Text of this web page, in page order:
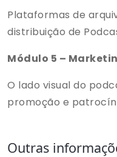
Plataformas de
distribuição de
Módulo 5 –
O lado visual do
promoção e
Outras